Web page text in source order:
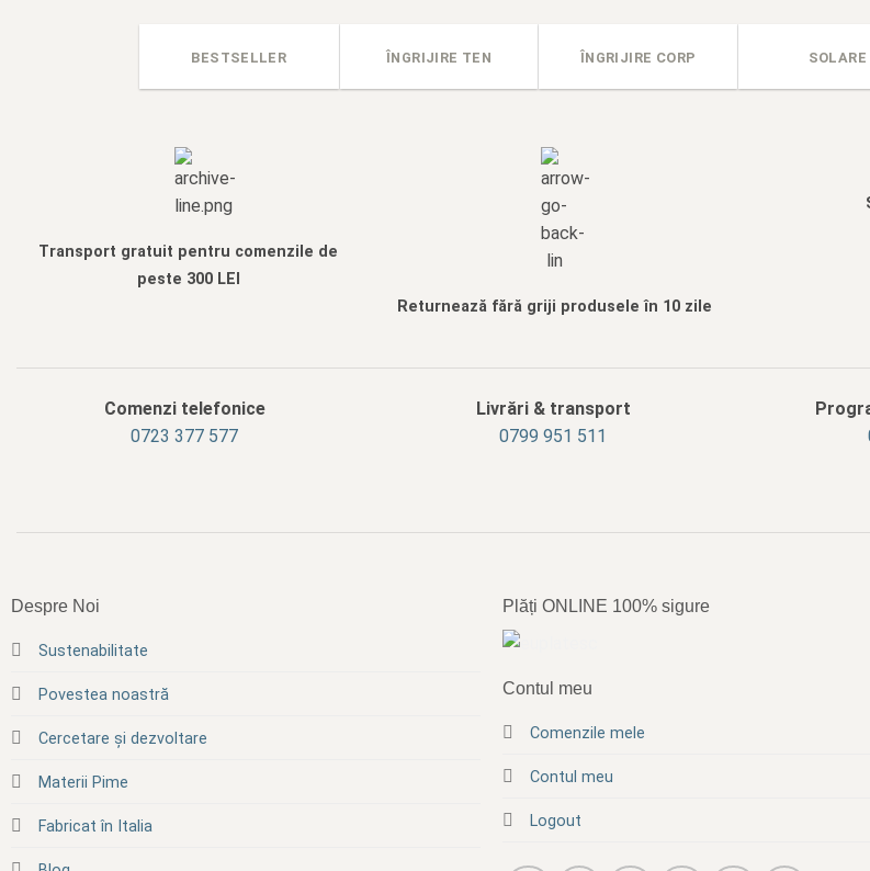
BESTSELLER ÎNGRIJIRE TEN ÎNGRIJIRE CORP SOLARE
Transport gratuit pentru comenzile de
peste 300 LEI
Returnează fără griji produsele în 10 zile
Comenzi telefonice
0723 377 577
Livrări & transport
‭0799 951 511‬
Despre Noi
Sustenabilitate
Povestea noastră
Cercetare și dezvoltare
Materii Pime
Fabricat în Italia
Plăți ONLINE 100% sigure
Contul meu
Comenzile mele
Contul meu
Logout